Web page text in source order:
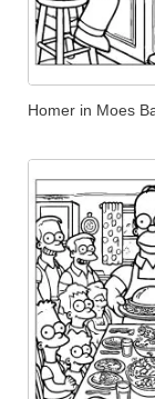
Homer in Moes